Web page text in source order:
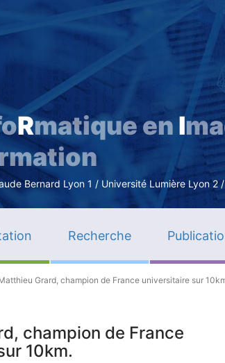
Rmatique en I
Bernard Lyon 1 / Université Lumière Lyon 2
Recherche
Grard, champion de France universitaire sur
champion de France
10km.